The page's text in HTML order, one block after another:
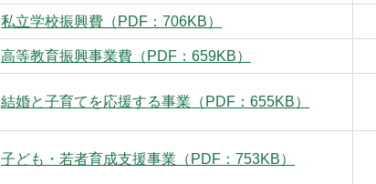
私立学校振興費（PDF：706KB）
高等教育振興事業費（PDF：659KB）
結婚と子育てを応援する事業（PDF：655KB）
子ども・若者育成支援事業（PDF：753KB）